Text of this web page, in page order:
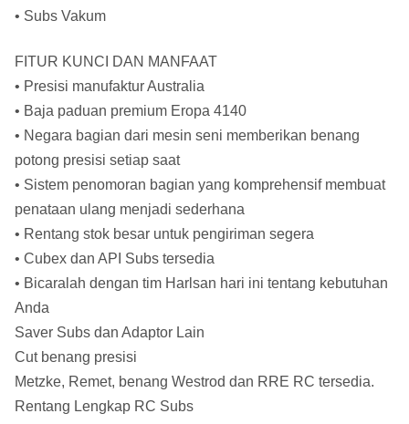
• Subs Vakum
FITUR KUNCI DAN MANFAAT
• Presisi manufaktur Australia
• Baja paduan premium Eropa 4140
• Negara bagian dari mesin seni memberikan benang
potong presisi setiap saat
• Sistem penomoran bagian yang komprehensif membuat
penataan ulang menjadi sederhana
• Rentang stok besar untuk pengiriman segera
• Cubex dan API Subs tersedia
• Bicaralah dengan tim Harlsan hari ini tentang kebutuhan
Anda
Saver Subs dan Adaptor Lain
Cut benang presisi
Metzke, Remet, benang Westrod dan RRE RC tersedia.
Rentang Lengkap RC Subs